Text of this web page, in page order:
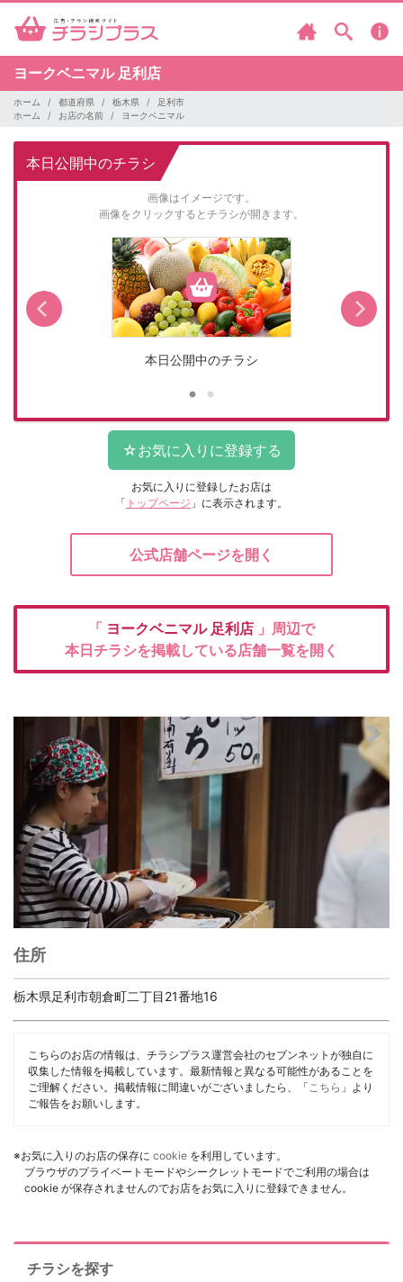
ヨークベニマル 足利店
ホーム 都道府県 栃木県
足利市
ホーム
お店の名前 ヨークベニマル
本日公開中のチラシ
画像はイメージです。
画像をクリックするとチラシが開きます。
本日公開中のチラシ
お気に入りに登録したお店は
「 トップページ 」に表示されます。
公式店舗ページを開く
「 ヨークベニマル 足利店 」周辺で
本日チラシを掲載している店舗一覧を開く
住所
栃木県足利市朝倉町二丁目21番地16
こちらのお店の情報は、チラシプラス運営会社のセブンネットが独自に
収集した情報を掲載しています。最新情報と異なる可能性があることを
ご理解ください。掲載情報に間違いがございましたら、「 こちら 」より
ご報告をお願いします。
※お気に入りのお店の保存に cookie を利用しています。
ブラウザのプライベートモードやシークレットモードでご利用の場合は
cookie が保存されませんのでお店をお気に入りに登録できません。
チラシを探す